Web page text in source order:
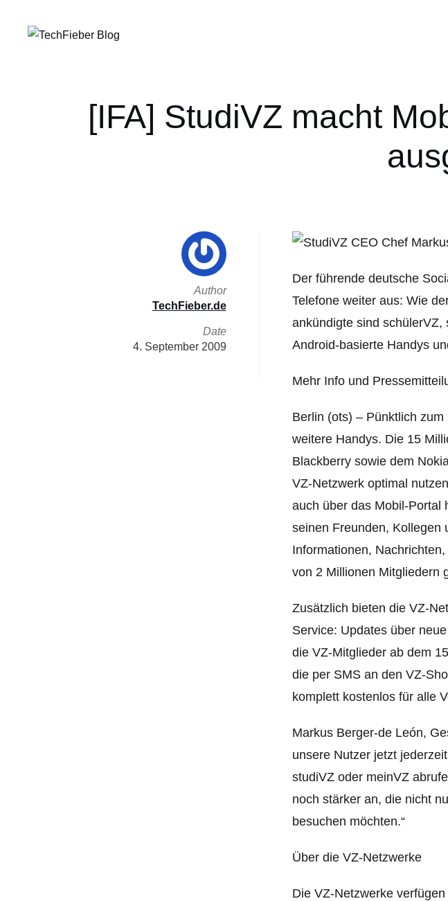
[IFA] StudiVZ macht
Der führende deutsche
Telefone weiter aus: Wie
ankündigte sind schülerVZ,
Android-basierte Handys
Mehr Info und
Berlin (ots) – Pünktlich
weitere Handys. Die 15
Blackberry sowie dem
VZ-Netzwerk optimal
auch über das Mobil-Portal
seinen Freunden, Kollegen
Informationen,
von 2 Millionen Mitgliedern
Zusätzlich bieten die VZ-
Service: Updates über
die VZ-Mitglieder ab dem
die per SMS an den VZ-
komplett kostenlos für alle
Markus Berger-de León,
unsere Nutzer jetzt
studiVZ oder meinVZ
noch stärker an, die nicht
besuchen möchten.“
Über die VZ-Netzwerke
Die VZ-Netzwerke
Author
TechFieber.de
Date
4. September 2009